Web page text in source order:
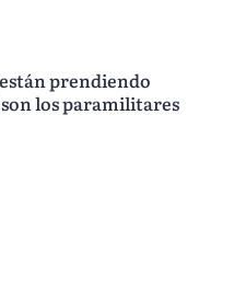
prendiendo
los paramilitares